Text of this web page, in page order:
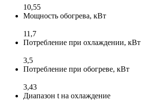
10,55
Мощность обогрева, кВт
11,7
Потребление при охлаждении, кВт
3,5
Потребление при обогреве, кВт
3,43
Диапазон t на охлаждение